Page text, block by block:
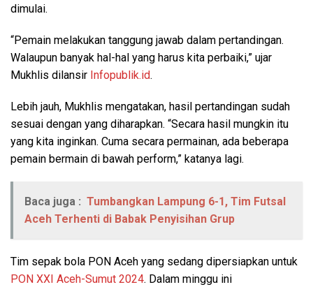
dimulai.
“Pemain melakukan tanggung jawab dalam pertandingan.
Walaupun banyak hal-hal yang harus kita perbaiki,” ujar
Mukhlis dilansir Infopublik.id.
Lebih jauh, Mukhlis mengatakan, hasil pertandingan sudah
sesuai dengan yang diharapkan. “Secara hasil mungkin itu
yang kita inginkan. Cuma secara permainan, ada beberapa
pemain bermain di bawah perform,” katanya lagi.
Baca juga : Tumbangkan Lampung 6-1, Tim Futsal
Aceh Terhenti di Babak Penyisihan Grup
Tim sepak bola PON Aceh yang sedang dipersiapkan untuk
PON XXI Aceh-Sumut 2024. Dalam minggu ini